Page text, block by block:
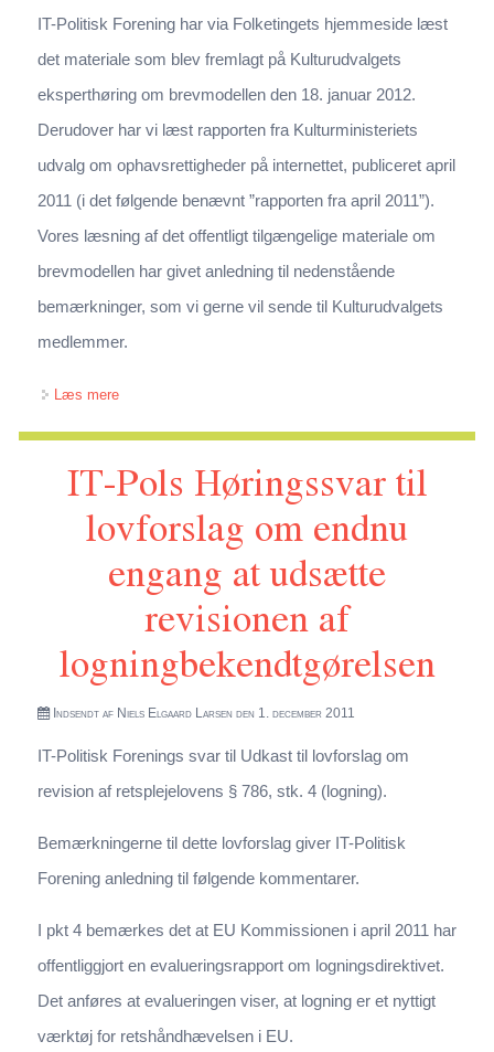
IT-Politisk Forening har via Folketingets hjemmeside læst
det materiale som blev fremlagt på Kulturudvalgets
eksperthøring om brevmodellen den 18. januar 2012.
Derudover har vi læst rapporten fra Kulturministeriets
udvalg om ophavsrettigheder på internettet, publiceret april
2011 (i det følgende benævnt ”rapporten fra april 2011”).
Vores læsning af det offentligt tilgængelige materiale om
brevmodellen har givet anledning til nedenstående
bemærkninger, som vi gerne vil sende til Kulturudvalgets
medlemmer.
Læs mereom Henvendelse til Folketingets Kulturudvalg om
brevmodellen
IT-Pols Høringssvar til
lovforslag om endnu
engang at udsætte
revisionen af
logningbekendtgørelsen
Indsendt af Niels Elgaard Larsen den 1. december 2011
IT-Politisk Forenings svar til Udkast til lovforslag om
revision af retsplejelovens § 786, stk. 4 (logning).
Bemærkningerne til dette lovforslag giver IT-Politisk
Forening anledning til følgende kommentarer.
I pkt 4 bemærkes det at EU Kommissionen i april 2011 har
offentliggjort en evalueringsrapport om logningsdirektivet.
Det anføres at evalueringen viser, at logning er et nyttigt
værktøj for retshåndhævelsen i EU.